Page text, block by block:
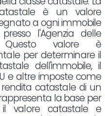
è un valore
a ogni immobile
l'Agenzia delle
Questo valore è
per determinare il
dell'immobile, il
e altre imposte come
rendita catastale di un
la base per
il valore catastale e